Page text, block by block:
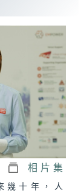
相片集
幾十年，人